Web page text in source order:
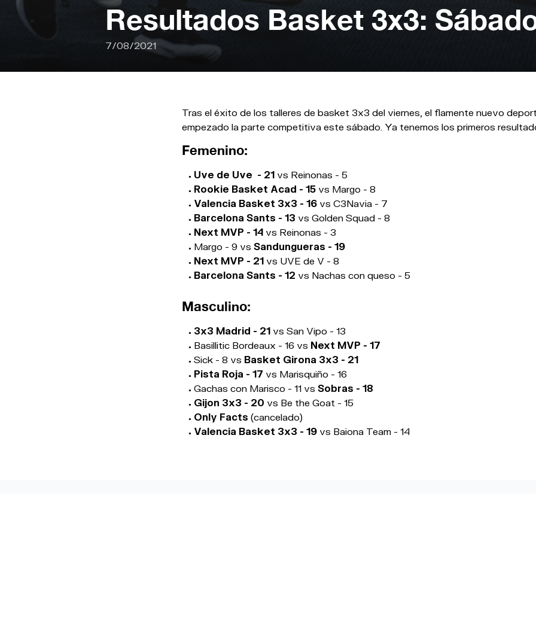
Resultados Basket 3x3:
7/08/2021
Tras el éxito de los talleres de basket 3x3 del viernes, el flamente nuevo
empezado la parte competitiva este sábado. Ya tenemos los primeros
Femenino:
Uve de Uve - 21 vs Reinonas - 5
Rookie Basket Acad - 15 vs Margo - 8
Valencia Basket 3x3 - 16 vs C3Navia - 7
Barcelona Sants - 13 vs Golden Squad - 8
Next MVP - 14 vs Reinonas - 3
Margo - 9 vs Sandungueras - 19
Next MVP - 21 vs UVE de V - 8
Barcelona Sants - 12 vs Nachas con queso - 5
Masculino:
3x3 Madrid - 21 vs San Vipo - 13
Basillitic Bordeaux - 16 vs Next MVP - 17
Sick - 8 vs Basket Girona 3x3 - 21
Pista Roja - 17 vs Marisquiño - 16
Gachas con Marisco - 11 vs Sobras - 18
Gijon 3x3 - 20 vs Be the Goat - 15
Only Facts (cancelado)
Valencia Basket 3x3 - 19 vs Baiona Team - 14